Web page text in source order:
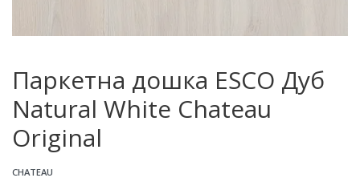
Паркетна дошка ESCO Дуб
Natural White Chateau
Original
CHATEAU